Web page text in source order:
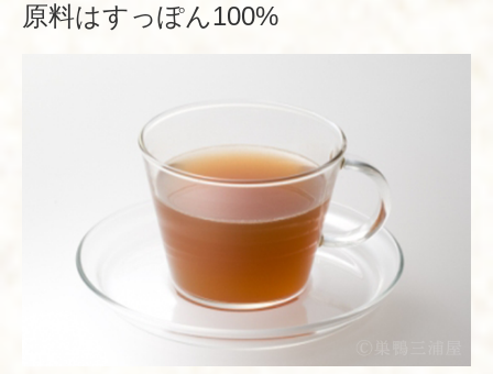
原料はすっぽん100%